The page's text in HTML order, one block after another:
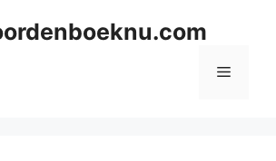
Menu